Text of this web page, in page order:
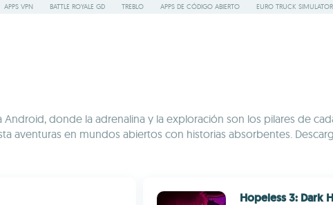
APPS VPN BATTLE ROYALE GD TREBLO APPS DE CÓDIGO ABIERTO EURO TRUCK
donde la adrenalina y la exploración son los pilares de
aventuras en mundos abiertos con historias absorbentes.
Hopeless 3: Dark